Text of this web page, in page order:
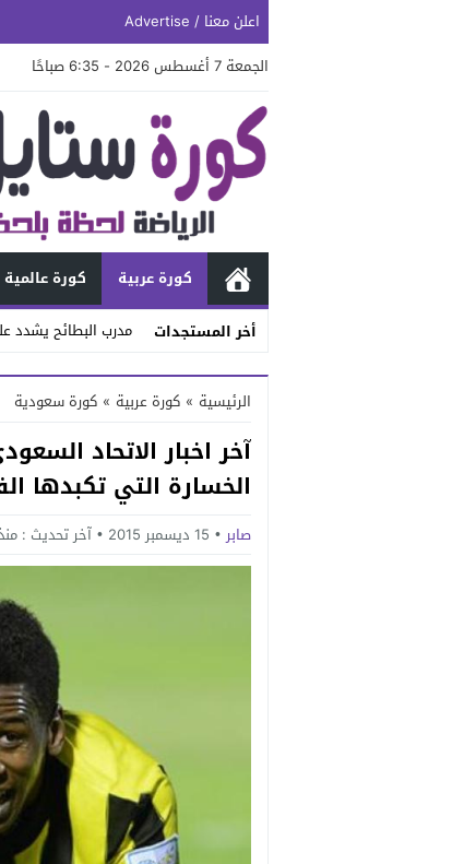
اعلن معنا / Advertise
الجمعة 7 أغسطس 2026 - 6:35 صباحًا
كورة عربية كورة عالمية
أخر المستجدات
مدرب البطائح يشدد
Stop
Previous
Next
الرئيسية » كورة عربية » كورة سعودية
آخر اخبار الاتحاد
الخسارة التي تكبدها
صابر 15 ديسمبر 2015 آخر تحديث : منذ 11